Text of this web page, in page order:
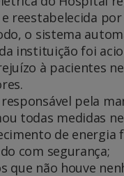
reestabelecida
o sistema
instituição foi
à pacientes
pela
todas medidas
de energia
com segurança;
que não houve